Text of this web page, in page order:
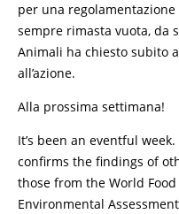
per una
sempre rimasta vuota, da
Animali ha chiesto subito
all’azione.
Alla prossima settimana!
It’s been an eventful
confirms the findings of
those from the World
Environmental